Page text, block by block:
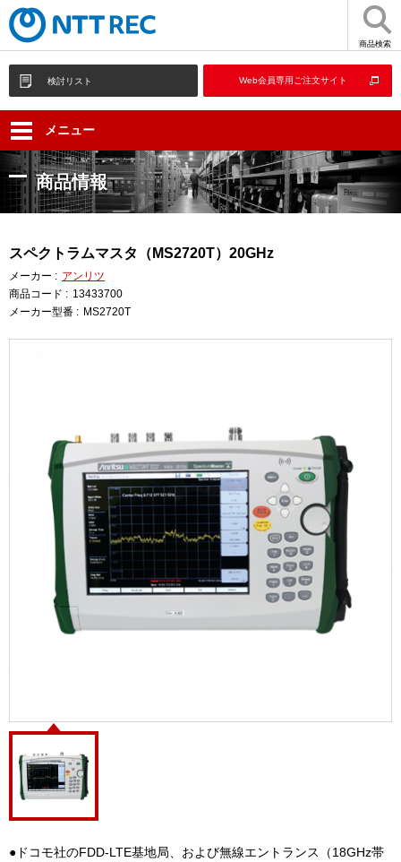
商品検索
検討リスト Web会員専用ご注文サイト
メニュー
商品情報
スペクトラムマスタ（MS2720T）20GHz
メーカー : アンリツ
商品コード : 13433700
メーカー型番 : MS2720T
●ドコモ社のFDD-LTE基地局、および無線エントランス（18GHz帯